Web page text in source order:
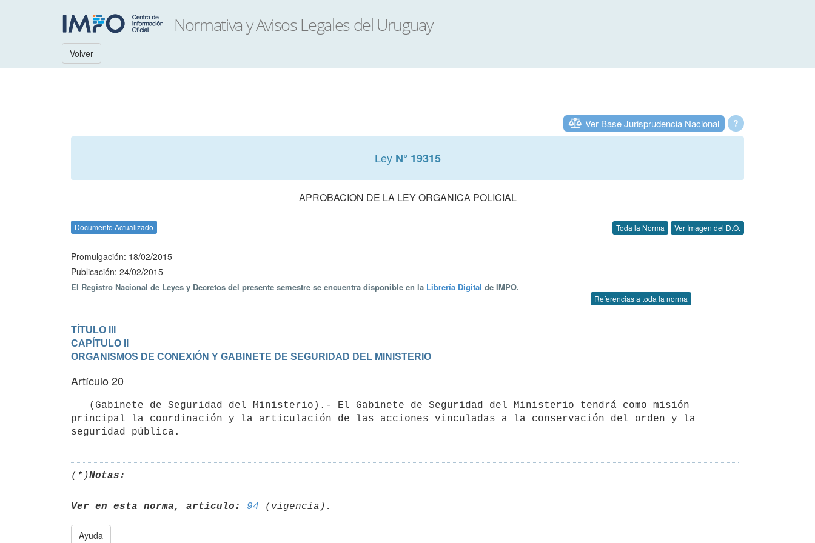
Volver
?
Ver Base Jurisprudencia Nacional
Ley N° 19315
APROBACION DE LA LEY ORGANICA POLICIAL
Documento Actualizado Toda la Norma Ver Imagen del D.O.
Promulgación: 18/02/2015
Publicación: 24/02/2015
El Registro Nacional de Leyes y Decretos del presente semestre se encuentra disponible en la Librería Digital de IMPO.
Referencias a toda la norma
TÍTULO III
CAPÍTULO II
ORGANISMOS DE CONEXIÓN Y GABINETE DE SEGURIDAD DEL MINISTERIO
Artículo 20
principal la coordinación y la articulación de las acciones vinculadas a la conservación del orden y la
(*)Notas:
Ver en esta norma, artículo: 94
Ayuda